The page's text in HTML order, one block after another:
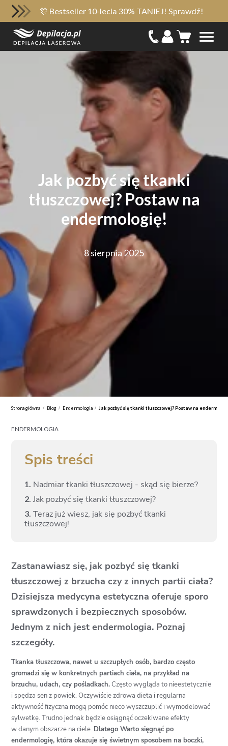
🎊 Bestseller 10-lecia 30% TANIEJ! Sprawdź!
Jak pozbyć się tkanki
tłuszczowej? Postaw na
endermologię!
8 sierpnia 2025
Strona główna / Blog / Endermologia / Jak pozbyć się tkanki tłuszczowej? Postaw na
ENDERMOLOGIA
Spis treści
1. Nadmiar tkanki tłuszczowej - skąd się bierze?
2. Jak pozbyć się tkanki tłuszczowej?
3. Teraz już wiesz, jak się pozbyć tkanki
tłuszczowej!
Zastanawiasz się, jak pozbyć się tkanki
tłuszczowej z brzucha czy z innych partii ciała?
Dzisiejsza medycyna estetyczna oferuje sporo
sprawdzonych i bezpiecznych sposobów.
Jednym z nich jest endermologia. Poznaj
szczegóły.
Tkanka tłuszczowa, nawet u szczupłych osób, bardzo często
gromadzi się w konkretnych partiach ciała, na przykład na
brzuchu, udach, czy pośladkach.Często wygląda to nieestetycznie
i spędza sen z powiek. Oczywiście zdrowa dieta i regularna
aktywność fizyczna mogą pomóc nieco wyszczuplić i wymodelować
sylwetkę. Trudno jednak będzie osiągnąć oczekiwane efekty
w danym obszarze na ciele. Dlatego Warto sięgnąć po
endermologię, która okazuje się świetnym sposobem na boczki,